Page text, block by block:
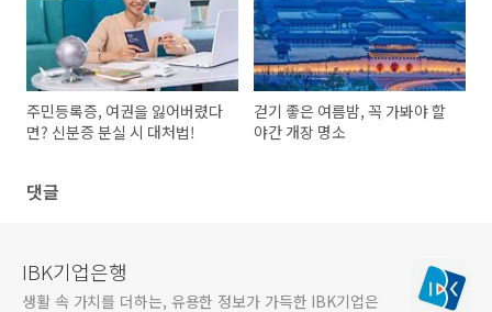
주민등록증, 여권을 잃어버렸다
면? 신분증 분실 시 대처법!
걷기 좋은 여름밤, 꼭 가봐야 할
야간 개장 명소
댓글
IBK기업은행
생활 속 가치를 더하는, 유용한 정보가 가득한 IBK기업은